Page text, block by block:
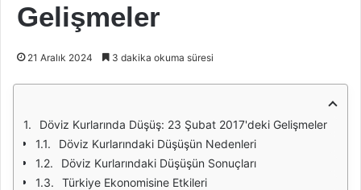
Gelişmeler
21 Aralık 2024 3 dakika okuma süresi
Döviz Kurlarında Düşüş: 23 Şubat 2017'deki Gelişmeler
Döviz Kurlarındaki Düşüşün Nedenleri
Döviz Kurlarındaki Düşüşün Sonuçları
Türkiye Ekonomisine Etkileri